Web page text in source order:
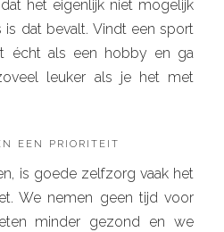
het eigenlijk niet mogelijk
is dat bevalt. Vindt een sport
écht als een hobby en ga
leuker als je het met
een prioriteit
is goede zelfzorg vaak het
We nemen geen tijd voor
minder gezond en we